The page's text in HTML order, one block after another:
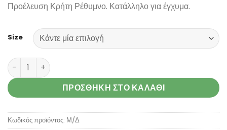
Προέλευση Κρήτη Ρέθυμνο. Κατάλληλο για έγχυμα.
Size
Origan (origanum heracleoticum) ποσότητα
ΠΡΟΣΘΉΚΗ ΣΤΟ ΚΑΛΆΘΙ
Κωδικός προϊόντος: Μ/Δ